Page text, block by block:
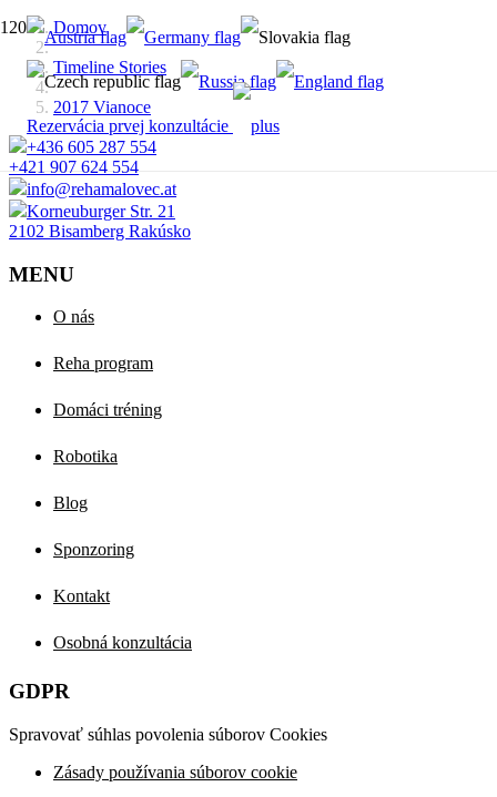
Rezervácia prvej konzultácie
Domov
Timeline Stories
2017 Vianoce
+436 605 287 554
+421 907 624 554
info@rehamalovec.at
Korneuburger Str. 21
2102 Bisamberg Rakúsko
MENU
O nás
Reha program
Domáci tréning
Robotika
Blog
Sponzoring
Kontakt
Osobná konzultácia
GDPR
Spravovať súhlas povolenia súborov Cookies
Zásady používania súborov cookie